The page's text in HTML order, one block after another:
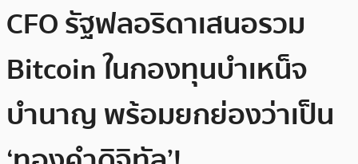
CFO รัฐฟลอริดาเสนอรวม
Bitcoin ในกองทุนบำเหน็จ
บำนาญ พร้อมยกย่องว่าเป็น